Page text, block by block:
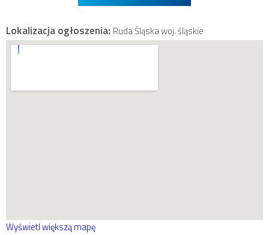
Lokalizacja ogłoszenia: Ruda Śląska woj. śląskie
Wyświetl większą mapę